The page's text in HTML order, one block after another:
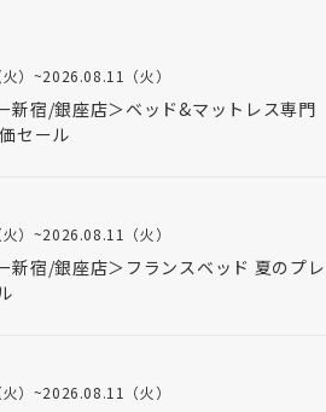
） ~2026.08.11（火）
新宿/銀座店＞ベッド&マットレス専門
セール
） ~2026.08.11（火）
新宿/銀座店＞フランスベッド 夏のプレ
） ~2026.08.11（火）